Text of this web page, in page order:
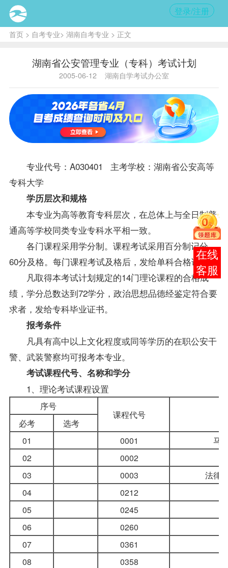
登录/注册
首页> 自考专业> 湖南自考专业 > 正文
湖南省公安管理专业（专科）考试计划
2005-06-12 湖南自学考试办公室
专业代号：A030401 主考学校：湖南省公安高等
专科大学
学历层次和规格
本专业为高等教育专科层次，在总体上与全日制普
通高等学校同类专业专科水平相一致。
各门课程采用学分制。课程考试采用百分制记分，
60分及格。每门课程考试及格后，发给单科合格证书。
凡取得本考试计划规定的14门理论课程的合格成
绩，学分总数达到72学分，政治思想品德经鉴定符合要
求者，发给专科毕业证书。
报考条件
凡具有高中以上文化程度或同等学历的在职公安干
警、武装警察均可报考本专业。
考试课程代号、名称和学分
1、理论考试课程设置
序号
课程代号
必考
选考
01
0001
马
02
0002
03
0003
法律
04
0212
05
0245
06
0260
07
0361
08
0358
报考
咨询